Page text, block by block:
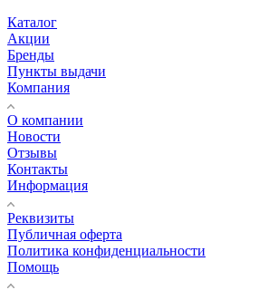
Каталог
Акции
Бренды
Пункты выдачи
Компания
О компании
Новости
Отзывы
Контакты
Информация
Реквизиты
Публичная оферта
Политика конфиденциальности
Помощь